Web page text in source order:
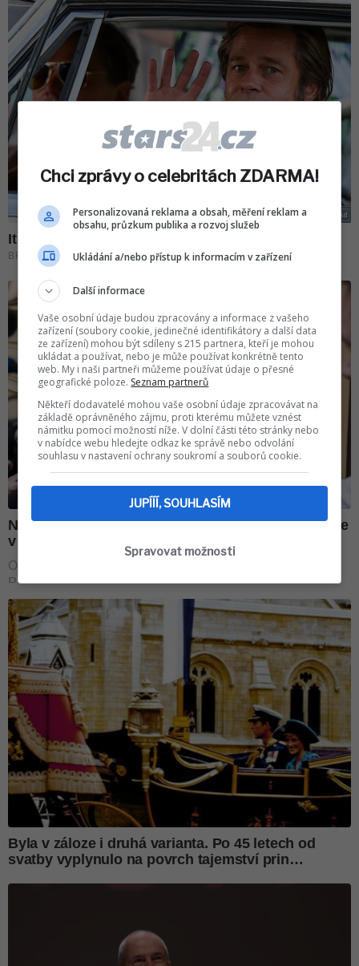
Chci zprávy o celebritách ZDARMA!
Personalizovaná reklama a obsah, měření reklam a
obsahu, průzkum publika a rozvoj služeb
Ukládání a/nebo přístup k informacím v zařízení
Další informace
Vaše osobní údaje budou zpracovány a informace z vašeho
zařízení (soubory cookie, jedinečné identifikátory a další data
ze zařízení) mohou být sdíleny s 215 partnera, kteří je mohou
ukládat a používat, nebo je může používat konkrétně tento
web. My i naši partneři můžeme používat údaje o přesné
geografické poloze. Seznam partnerů
Někteří dodavatelé mohou vaše osobní údaje zpracovávat na
základě oprávněného zájmu, proti kterému můžete vznést
námitku pomocí možností níže. V dolní části této stránky nebo
v nabídce webu hledejte odkaz ke správě nebo odvolání
souhlasu v nastavení ochrany soukromí a souborů cookie.
JUPÍÍÍ, SOUHLASÍM
Spravovat možnosti